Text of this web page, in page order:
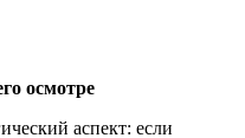
осмотре
аспект: если